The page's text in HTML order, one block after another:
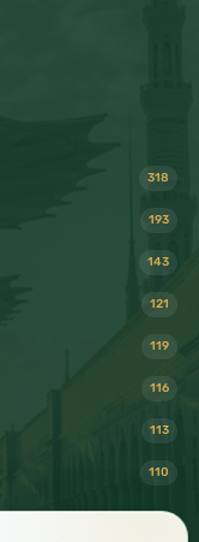
318
193
143
121
119
116
113
110